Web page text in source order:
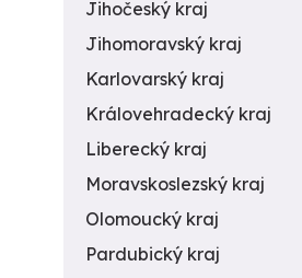
Jihočeský kraj
Jihomoravský kraj
Karlovarský kraj
Královehradecký kraj
Liberecký kraj
Moravskoslezský kraj
Olomoucký kraj
Pardubický kraj